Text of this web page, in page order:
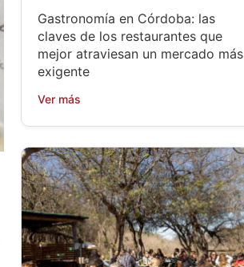
Gastronomía en Córdoba: las
claves de los restaurantes que
mejor atraviesan un mercado más
exigente
Ver más